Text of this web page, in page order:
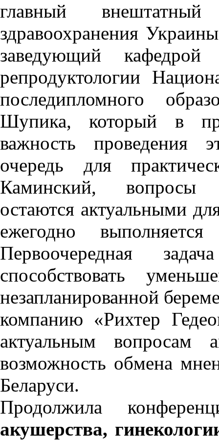
главный внештатный
здравоохранения
заведующий кафедрой
репродуктологии
последипломного
Шупика, который в
важность проведения
очередь для
Каминский, вопросы
остаются актуальными
ежегодно
Первоочередная
способствовать
незапланированной
компанию «Рихтер
актуальным вопросам
возможность обмена
Беларуси.
Продолжила
акушерства,